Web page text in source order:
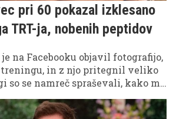
pri 60 pokazal izklesano
TRT-ja, nobenih peptidov
na Facebooku objavil fotografijo,
treningu, in z njo pritegnil veliko
so se namreč spraševali, kako mu
ohranjati tako izklesano